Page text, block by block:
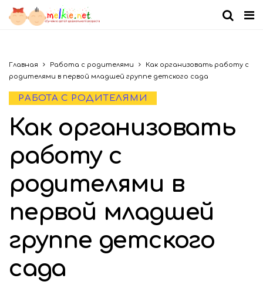
Главная Работа с родителями
Как организовать работу с
родителями в первой младшей группе детского сада
РАБОТА С РОДИТЕЛЯМИ
Как организовать
работу с
родителями в
первой младшей
группе детского
сада